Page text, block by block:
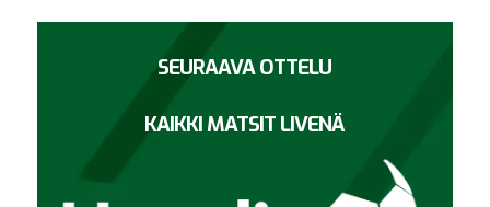
SEURAAVA OTTELU
KAIKKI MATSIT LIVENÄ